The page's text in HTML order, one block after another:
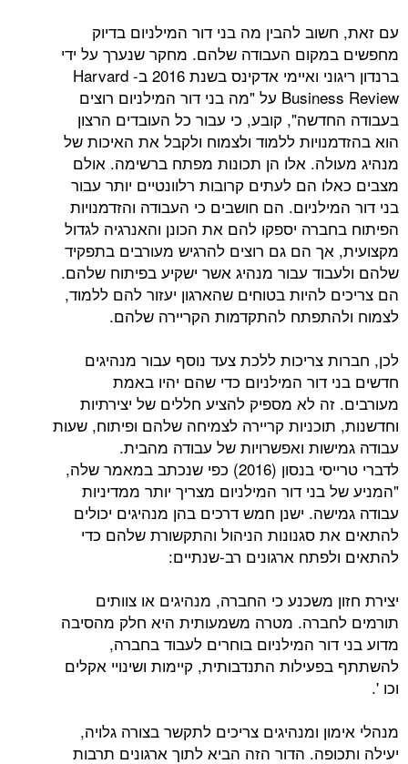
להבין מה בני דור המילניום בדיוק
העבודה שלהם. מחקר שנערך על ידי
ברנדון ריגוני ואיימי אדקינס בשנת 2016 ב- Harvard
Business Review על "מה בני דור המילניום רוצים
קובע, כי עבור כל העובדים הרצון
ללמוד ולצמוח ולקבל את האיכות של
אלו הן תכונות מפתח ברשימה. אולם
הם לעתים קרובות רלוונטיים יותר עבור
הם חושבים כי העבודה והזדמנויות
יספקו להם את הכונן והאנרגיה לגדול
הם גם רוצים להרגיש מעורבים בתפקיד
עבור מנהיג אשר ישקיע בפיתוח שלהם.
להיות בטוחים שהארגון יעזור להם ללמוד,
להתקדמות הקריירה שלהם.
צריכות ללכת צעד נוסף עבור מנהיגים
דור המילניום כדי שהם יהיו באמת
לא מספיק להציע חללים של יצירתיות
קריירה לצמיחה שלהם ופיתוח, שעות
ואפשרויות של עבודה מהבית.
לדברי טרייסי בנסון (2016) כפי שנכתב במאמר שלה,
דור המילניום מצריך יותר ממדיניות
ישנן חמש דרכים בהן מנהיגים יכולים
סגנונות הניהול והתקשורת שלהם כדי
ארגונים רב-שנתיים:
משכנע כי החברה, מנהיגים או צוותים
מטרה משמעותית היא חלק מהסיבה
המילניום בוחרים לעבוד בחברה,
התנדבותית, קיימות ושינויי אקלים
ומנהיגים צריכים לתקשר בצורה גלויה,
הדור הזה הביא לתוך ארגונים תרבות